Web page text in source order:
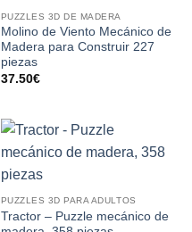
PUZZLES 3D DE MADERA
Molino de Viento Mecánico de
Madera para Construir 227
piezas
37.50€
PUZZLES 3D PARA ADULTOS
Tractor – Puzzle mecánico de